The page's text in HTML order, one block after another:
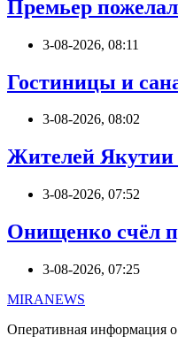
Премьер
3-08-2026, 08:11
Гостиницы и
3-08-2026, 08:02
Жителей Якутии
3-08-2026, 07:52
Онищенко счёл
3-08-2026, 07:25
MIRANEWS
Оперативная информация